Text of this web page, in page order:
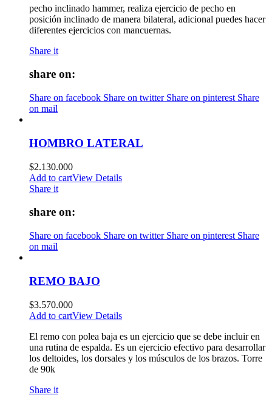
pecho inclinado hammer, realiza ejercicio de pecho en
posición inclinado de manera bilateral, adicional puedes hacer
diferentes ejercicios con mancuernas.
Share it
share on:
Share on facebook Share on twitter Share on pinterest Share
on mail
HOMBRO LATERAL
$2.130.000
Add to cartView Details
Share it
share on:
Share on facebook Share on twitter Share on pinterest Share
on mail
REMO BAJO
$3.570.000
Add to cartView Details
El remo con polea baja es un ejercicio que se debe incluir en
una rutina de espalda. Es un ejercicio efectivo para desarrollar
los deltoides, los dorsales y los músculos de los brazos. Torre
de 90k
Share it